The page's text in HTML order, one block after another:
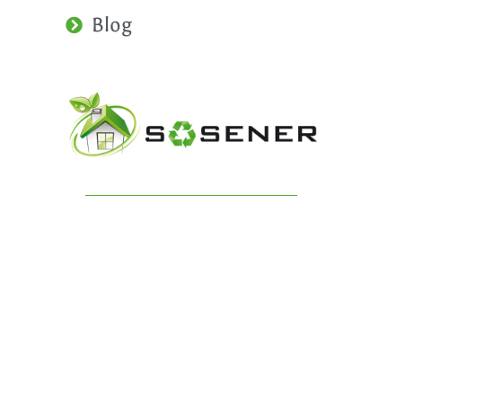
Blog